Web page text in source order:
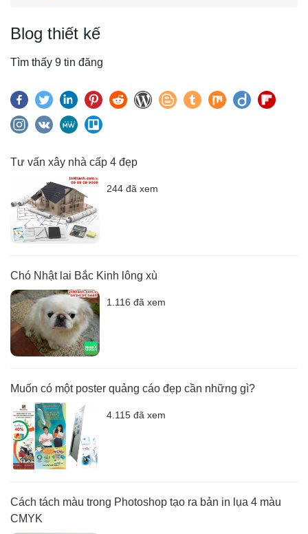
Blog thiết kế
Tìm thấy 9 tin đăng
Tư vấn xây nhà cấp 4 đẹp
244 đã xem
Chó Nhật lai Bắc Kinh lông xù
1.116 đã xem
Muốn có một poster quảng cáo đẹp cần những gì?
4.115 đã xem
Cách tách màu trong Photoshop tạo ra bản in lụa 4 màu
CMYK